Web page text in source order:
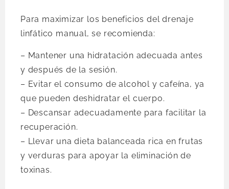
Para maximizar los beneficios del drenaje
linfático manual, se recomienda:
– Mantener una hidratación adecuada antes
y después de la sesión.
– Evitar el consumo de alcohol y cafeína, ya
que pueden deshidratar el cuerpo.
– Descansar adecuadamente para facilitar la
recuperación.
– Llevar una dieta balanceada rica en frutas
y verduras para apoyar la eliminación de
toxinas.